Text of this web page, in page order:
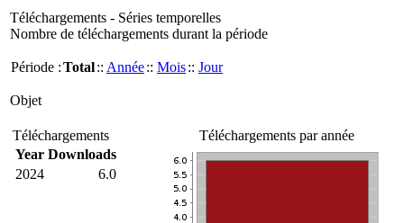
Téléchargements - Séries temporelles
Nombre de téléchargements durant la période
Période :Total:: Année:: Mois:: Jour
Objet
Téléchargements
Year Downloads
2024
6.0
Téléchargements par année